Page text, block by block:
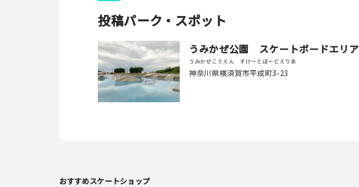
投稿パーク・スポット
うみかぜ公園 スケートボードエリア
うみかぜこうえん すけーとぼーどえりあ
神奈川県横須賀市平成町3-23
おすすめスケートショップ